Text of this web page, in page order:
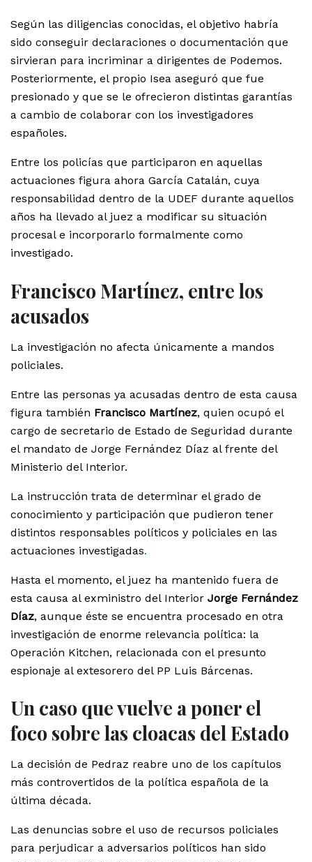
Según las diligencias conocidas, el objetivo habría
sido conseguir declaraciones o documentación que
sirvieran para incriminar a dirigentes de Podemos.
Posteriormente, el propio Isea aseguró que fue
presionado y que se le ofrecieron distintas garantías
a cambio de colaborar con los investigadores
españoles.
Entre los policías que participaron en aquellas
actuaciones figura ahora García Catalán, cuya
responsabilidad dentro de la UDEF durante aquellos
años ha llevado al juez a modificar su situación
procesal e incorporarlo formalmente como
investigado.
Francisco Martínez, entre los
acusados
La investigación no afecta únicamente a mandos
policiales.
Entre las personas ya acusadas dentro de esta causa
figura también Francisco Martínez, quien ocupó el
cargo de secretario de Estado de Seguridad durante
el mandato de Jorge Fernández Díaz al frente del
Ministerio del Interior.
La instrucción trata de determinar el grado de
conocimiento y participación que pudieron tener
distintos responsables políticos y policiales en las
actuaciones investigadas.
Hasta el momento, el juez ha mantenido fuera de
esta causa al exministro del Interior Jorge Fernández
Díaz, aunque éste se encuentra procesado en otra
investigación de enorme relevancia política: la
Operación Kitchen, relacionada con el presunto
espionaje al extesorero del PP Luis Bárcenas.
Un caso que vuelve a poner el
foco sobre las cloacas del Estado
La decisión de Pedraz reabre uno de los capítulos
más controvertidos de la política española de la
última década.
Las denuncias sobre el uso de recursos policiales
para perjudicar a adversarios políticos han sido